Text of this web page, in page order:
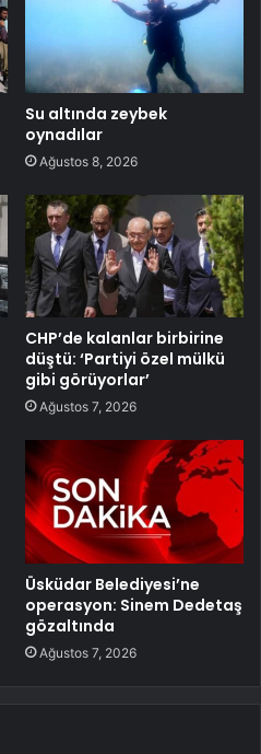
Su altında zeybek
oynadılar
Ağustos 8, 2026
CHP’de kalanlar birbirine
düştü: ‘Partiyi özel mülkü
gibi görüyorlar’
Ağustos 7, 2026
Üsküdar Belediyesi’ne
operasyon: Sinem Dedetaş
gözaltında
Ağustos 7, 2026